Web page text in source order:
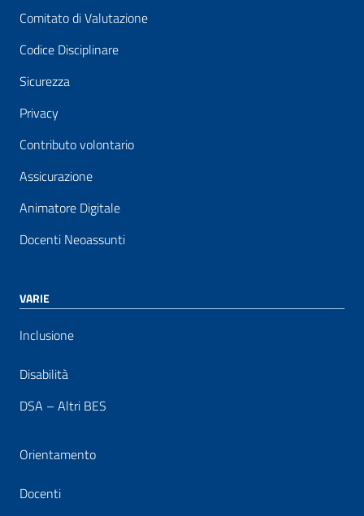
Comitato di Valutazione
Codice Disciplinare
Sicurezza
Privacy
Contributo volontario
Assicurazione
Animatore Digitale
Docenti Neoassunti
VARIE
Inclusione
Disabilità
DSA – Altri BES
Orientamento
Docenti